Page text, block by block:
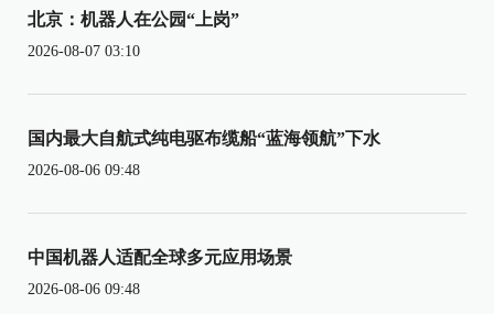
北京：机器人在公园“上岗”
2026-08-07 03:10
国内最大自航式纯电驱布缆船“蓝海领航”下水
2026-08-06 09:48
中国机器人适配全球多元应用场景
2026-08-06 09:48